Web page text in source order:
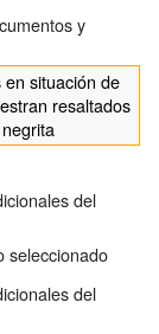
y
en situación de
resaltados
del
seleccionado
del